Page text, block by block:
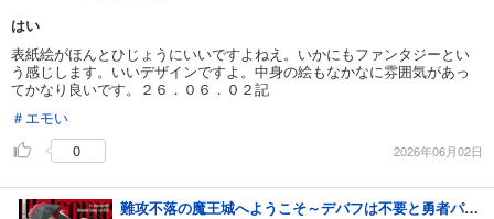
はい
表紙絵がほんとひじょうにいいですよねえ。いかにもファンタジーとい
う感じします。いいデザインですよ。中身の絵もなかなに雰囲気があっ
てかなり良いです。２６．０６．０２記
＃エモい
0
2026年06月02日
難攻不落の魔王城へようこそ～デバフは不要と勇者パーティーを追い出された黒魔導士、魔王軍の最高幹部に迎えられる～ 10巻